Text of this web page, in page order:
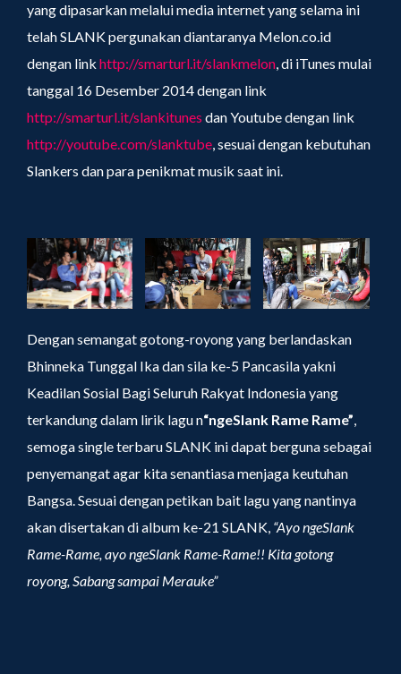
yang dipasarkan melalui media internet yang selama ini
telah SLANK pergunakan diantaranya Melon.co.id
dengan link http://smarturl.it/slankmelon, di iTunes mulai
tanggal 16 Desember 2014 dengan link
http://smarturl.it/slankitunes dan Youtube dengan link
http://youtube.com/slanktube, sesuai dengan kebutuhan
Slankers dan para penikmat musik saat ini.
Dengan semangat gotong-royong yang berlandaskan
Bhinneka Tunggal Ika dan sila ke-5 Pancasila yakni
Keadilan Sosial Bagi Seluruh Rakyat Indonesia yang
terkandung dalam lirik lagu n“ngeSlank Rame Rame”,
semoga single terbaru SLANK ini dapat berguna sebagai
penyemangat agar kita senantiasa menjaga keutuhan
Bangsa. Sesuai dengan petikan bait lagu yang nantinya
akan disertakan di album ke-21 SLANK, “Ayo ngeSlank
Rame-Rame, ayo ngeSlank Rame-Rame!! Kita gotong
royong, Sabang sampai Merauke”